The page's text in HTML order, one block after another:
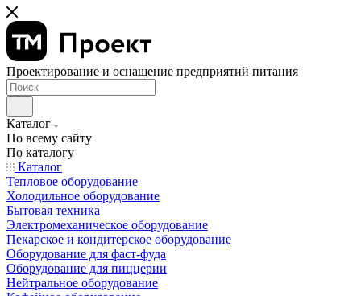
Проектирование и оснащение предприятий питания
Каталог
По всему сайту
По каталогу
Каталог
Тепловое оборудование
Холодильное оборудование
Бытовая техника
Электромеханическое оборудование
Пекарское и кондитерское оборудование
Оборудование для фаст-фуда
Оборудование для пиццерии
Нейтральное оборудование